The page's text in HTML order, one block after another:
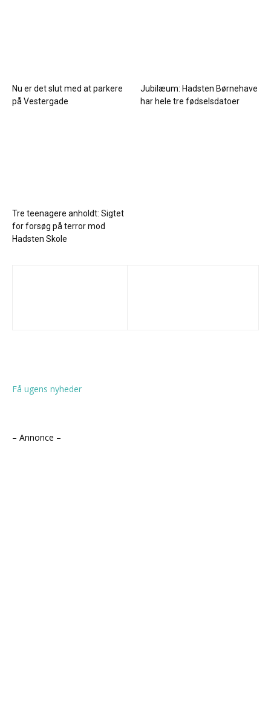
Nu er det slut med at parkere
på Vestergade
Jubilæum: Hadsten Børnehave
har hele tre fødselsdatoer
Tre teenagere anholdt: Sigtet
for forsøg på terror mod
Hadsten Skole
Få ugens nyheder
– Annonce –